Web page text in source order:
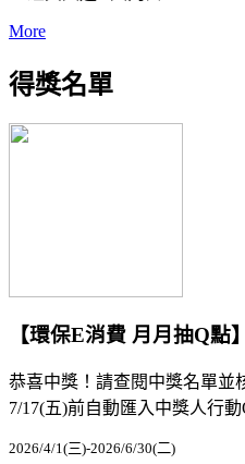
More
得獎名單
【環保E消費 月月抽Q點
恭喜中獎！請查閱中獎名單並
7/17(五)前自動匯入中獎人行
2026/4/1(三)-2026/6/30(二)